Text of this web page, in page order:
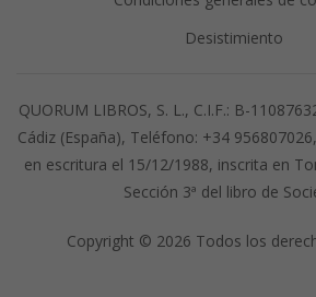
Desistimiento
QUORUM LIBROS, S. L., C.I.F.: B-
Cádiz (España), Teléfono: +34 956807026,
en escritura el 15/12/1988, inscrita en
Sección 3ª del libro de
Copyright © 2026 Todos los